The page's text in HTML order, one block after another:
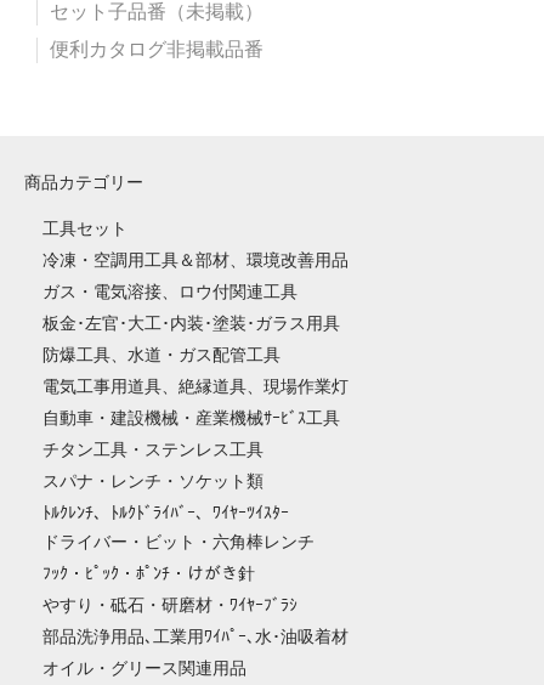
セット子品番（未掲載）
便利カタログ非掲載品番
商品カテゴリー
工具セット
冷凍・空調用工具＆部材、環境改善用品
ガス・電気溶接、ロウ付関連工具
板金･左官･大工･内装･塗装･ガラス用具
防爆工具、水道・ガス配管工具
電気工事用道具、絶縁道具、現場作業灯
自動車・建設機械・産業機械ｻｰﾋﾞｽ工具
チタン工具・ステンレス工具
スパナ・レンチ・ソケット類
ﾄﾙｸﾚﾝﾁ、ﾄﾙｸﾄﾞﾗｲﾊﾞｰ、ﾜｲﾔｰﾂｲｽﾀｰ
ドライバー・ビット・六角棒レンチ
ﾌｯｸ・ﾋﾟｯｸ・ﾎﾟﾝﾁ・けがき針
やすり・砥石・研磨材・ﾜｲﾔｰﾌﾞﾗｼ
部品洗浄用品､工業用ﾜｲﾊﾟｰ､水･油吸着材
オイル・グリース関連用品